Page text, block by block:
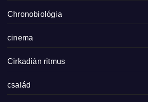
Chronobiológia
cinema
Cirkadián ritmus
család